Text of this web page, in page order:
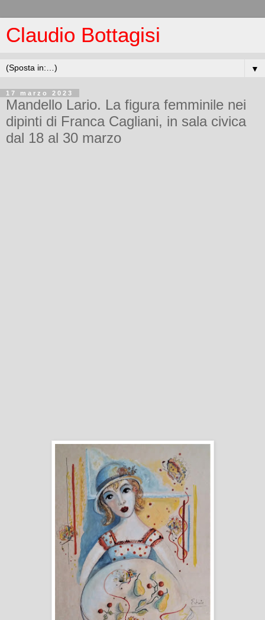
Claudio Bottagisi
▼
17 marzo 2023
Mandello Lario. La figura femminile nei
dipinti di Franca Cagliani, in sala civica
dal 18 al 30 marzo